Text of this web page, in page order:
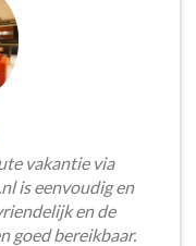
vakantie via
is eenvoudig en
en de
goed bereikbaar.